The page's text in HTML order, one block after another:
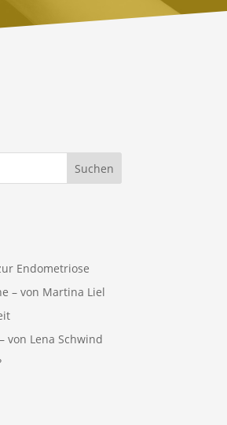
Endometriose
– von Martina Liel
von Lena Schwind